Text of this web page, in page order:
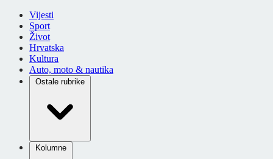
Vijesti
Sport
Život
Hrvatska
Kultura
Auto, moto & nautika
Ostale rubrike
Kolumne